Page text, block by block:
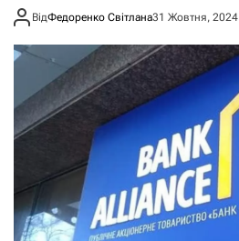
ВідФедоренко Світлана31 Жовтня, 2024